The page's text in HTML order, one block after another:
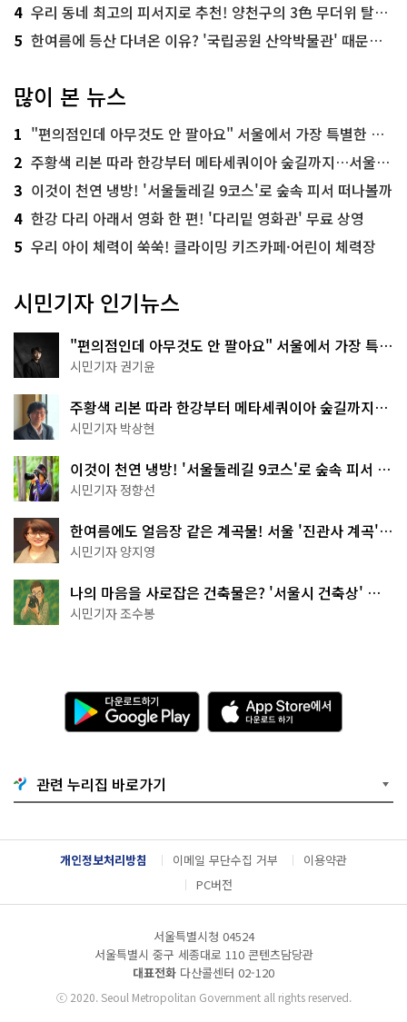
4 우리 동네 최고의 피서지로 추천! 양천구의 3色 무더위 탈출 명소
5 한여름에 등산 다녀온 이유? '국립공원 산악박물관' 때문이죠!
많이 본 뉴스
1 "편의점인데 아무것도 안 팔아요" 서울에서 가장 특별한 편의점의 정체
2 주황색 리본 따라 한강부터 메타세쿼이아 숲길까지…서울둘레길 15코스
3 이것이 천연 냉방! '서울둘레길 9코스'로 숲속 피서 떠나볼까
4 한강 다리 아래서 영화 한 편! '다리밑 영화관' 무료 상영
5 우리 아이 체력이 쑥쑥! 클라이밍 키즈카페·어린이 체력장
시민기자 인기뉴스
"편의점인데 아무것도 안 팔아요" 서울에서 가장 특별
한 편의점의 정체
시민기자 권기윤
주황색 리본 따라 한강부터 메타세쿼이아 숲길까지…
서울둘레길 15코스
시민기자 박상현
이것이 천연 냉방! '서울둘레길 9코스'로 숲속 피서 떠
나볼까
시민기자 정향선
한여름에도 얼음장 같은 계곡물! 서울 '진관사 계곡'이
천국이네~
시민기자 양지영
나의 마음을 사로잡은 건축물은? '서울시 건축상' 수
상작 공개!
시민기자 조수봉
다
운
로
기
G
o
g
l
e
l
A
p
p
e
서
다
운
드
관련 누리집 바로가기
개인정보처리방침 이메일 무단수집 거부
이용약관
PC버전
서울특별시청 04524
서울특별시 중구 세종대로 110 콘텐츠담당관
대표전화 다산콜센터 02-120
ⓒ2020. Seoul Metropolitan Government all rights reserved.